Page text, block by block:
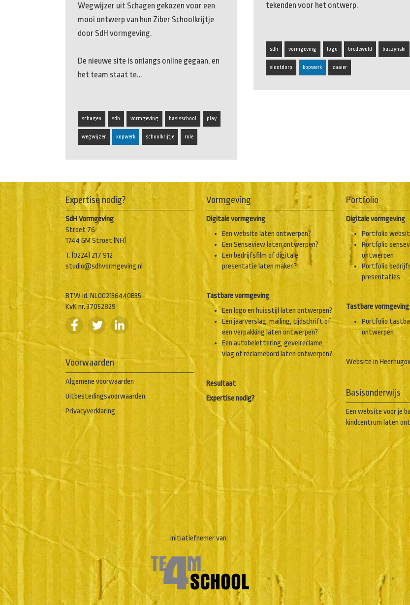
Wegwijzer uit Schagen gekozen voor een
mooi ontwerp van hun Ziber Schoolkrijtje
door SdH vormgeving.
De nieuwe site is onlangs online gegaan, en
het team staat te…
schagen sdh vormgeving basisschool play
wegwijzer kopwerk schoolkrijtje role
tekenden voor het ontwerp.
sdh vormgeving logo bredewold buczynski
slootdorp kopwerk zaaier
Expertise nodig?
SdH Vormgeving
Stroet 76
1744 GM Stroet (NH)
T. (0224) 217 912
studio@sdhvormgeving.nl
BTW id. NL002136440B35
KvK nr. 37052829
Voorwaarden
Algemene voorwaarden
Uitbestedingsvoorwaarden
Privacyverklaring
Vormgeving
Digitale vormgeving
Een website laten ontwerpen?
Een Senseview laten ontwerpen?
Een bedrijfsfilm of digitale
presentatie laten maken?
Tastbare vormgeving
Een logo en huisstijl laten ontwerpen?
Een jaarverslag, mailing, tijdschrift of
een verpakking laten ontwerpen?
Een autobelettering, gevelreclame,
vlag of reclamebord laten ontwerpen?
Resultaat
Expertise nodig?
Portfolio
Digitale vormgeving
Portfolio
Portfolio
ontwerpen
Portfolio
presentaties
Tastbare vormgeving
Portfolio
ontwerpen
Website in
Basisonderwijs
Een website voor je
kindcentrum laten
Initiatiefnemer van: